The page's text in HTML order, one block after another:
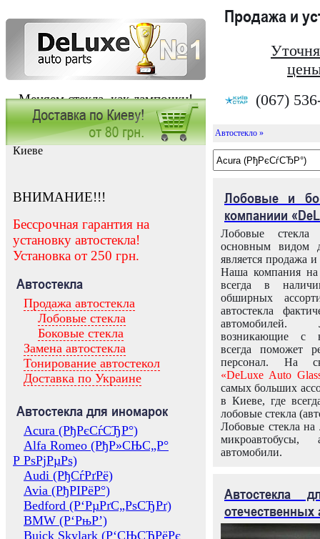
Меняем стекла, как лампочки!
Продажа и
(067)
Заказать установку автостекла в
Киеве
ВНИМАНИЕ!!!
Бессрочная гарантия на
установку автостекла!
Установка от 250 грн.
Автостекла
Продажа автостекла
Лобовые стекла
Боковые стекла
Замена автостекла
Тонирование автостекол
Доставка по Украине
Автостекла для иномарок
Acura (РђРєСѓСЂР°)
Alfa Romeo (РђР»СЊС„Р°
Р РѕРјРµРѕ)
Audi (РђСѓРґРё)
Avia (РђРІРёР°)
Bedford (Р‘РµРґС„РѕСЂРґ)
BMW (Р‘РњР’)
Buick Skylark (Р‘СЊСЋРёРє
Автостекло »
Лобовые и
компаниии
Лобовые
основным видом
является продажа и
Наша компания на
всегда в
обширных
автостекла
возникающие с
всегда поможет
персонал. На
«DeLuxe Auto
самых больших
в Киеве, где
лобовые стекла
Лобовые стекла на
микроавтобусы,
автомобили.
Автостекла
отечественных